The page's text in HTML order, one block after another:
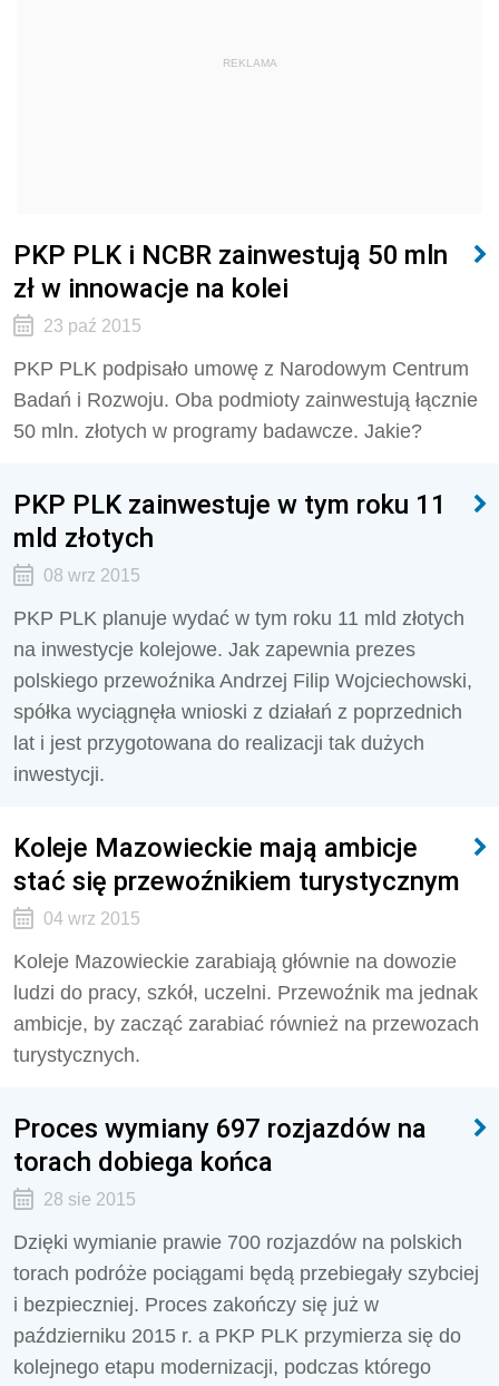
REKLAMA
PKP PLK i NCBR zainwestują 50 mln
zł w innowacje na kolei
23 paź 2015
PKP PLK podpisało umowę z Narodowym Centrum
Badań i Rozwoju. Oba podmioty zainwestują łącznie
50 mln. złotych w programy badawcze. Jakie?
PKP PLK zainwestuje w tym roku 11
mld złotych
08 wrz 2015
PKP PLK planuje wydać w tym roku 11 mld złotych
na inwestycje kolejowe. Jak zapewnia prezes
polskiego przewoźnika Andrzej Filip Wojciechowski,
spółka wyciągnęła wnioski z działań z poprzednich
lat i jest przygotowana do realizacji tak dużych
inwestycji.
Koleje Mazowieckie mają ambicje
stać się przewoźnikiem turystycznym
04 wrz 2015
Koleje Mazowieckie zarabiają głównie na dowozie
ludzi do pracy, szkół, uczelni. Przewoźnik ma jednak
ambicje, by zacząć zarabiać również na przewozach
turystycznych.
Proces wymiany 697 rozjazdów na
torach dobiega końca
28 sie 2015
Dzięki wymianie prawie 700 rozjazdów na polskich
torach podróże pociągami będą przebiegały szybciej
i bezpieczniej. Proces zakończy się już w
październiku 2015 r. a PKP PLK przymierza się do
kolejnego etapu modernizacji, podczas którego